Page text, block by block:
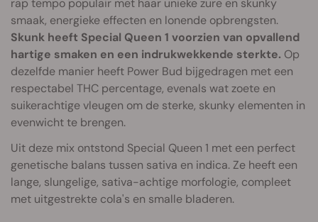
smaak, energieke effecten en lonende opbrengsten.
Skunk heeft Special Queen 1 voorzien van opvallend
hartige smaken en een indrukwekkende sterkte. Op
dezelfde manier heeft Power Bud bijgedragen met een
respectabel THC percentage, evenals wat zoete en
suikerachtige vleugen om de sterke, skunky elementen in
evenwicht te brengen.
Uit deze mix ontstond Special Queen 1 met een perfect
genetische balans tussen sativa en indica. Ze heeft een
lange, slungelige, sativa-achtige morfologie, compleet
met uitgestrekte cola's en smalle bladeren.